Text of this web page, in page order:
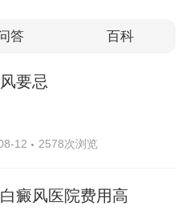
答 百科
要忌
12 2578次浏览
癜风医院费用高